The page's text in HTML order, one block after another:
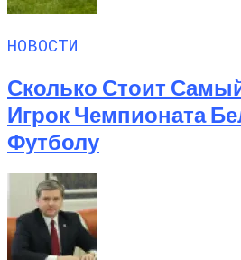
НОВОСТИ
Сколько Стоит
Игрок Чемпионата
Футболу